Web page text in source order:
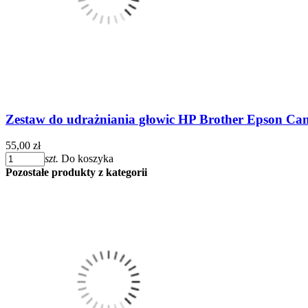
Zestaw do udrażniania głowic HP Brother Epson
55,00 zł
szt. Do koszyka
Pozostałe produkty z kategorii